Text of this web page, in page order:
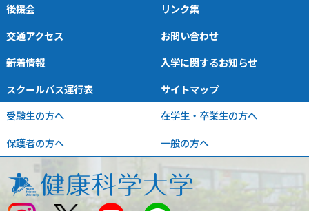
後援会
リンク集
交通アクセス
お問い合わせ
新着情報
入学に関するお知らせ
スクールバス運行表
サイトマップ
受験生の方へ
在学生・卒業生の方へ
保護者の方へ
一般の方へ